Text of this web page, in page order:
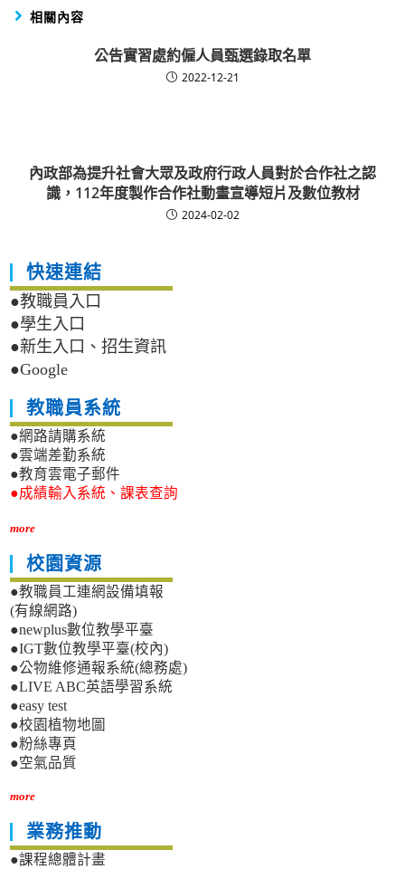
相關內容
公告實習處約僱人員甄選錄取名單
2022-12-21
內政部為提升社會大眾及政府行政人員對於合作社之認
識，112年度製作合作社動畫宣導短片及數位教材
2024-02-02
快速連結
●教職員入口
●學生入口
●新生入口、招生資訊
●Google
教職員系統
●網路請購系統
●雲端差勤系統
●教育雲電子郵件
●成績輸入系統、課表查詢
more
校園資源
●教職員工連網設備填報
(有線網路)
●newplus數位教學平臺
●IGT數位教學平臺(校內)
●公物維修通報系統(總務處)
●LIVE ABC英語學習系統
●easy test
●校園植物地圖
●粉絲專頁
●空氣品質
more
業務推動
●課程總體計畫